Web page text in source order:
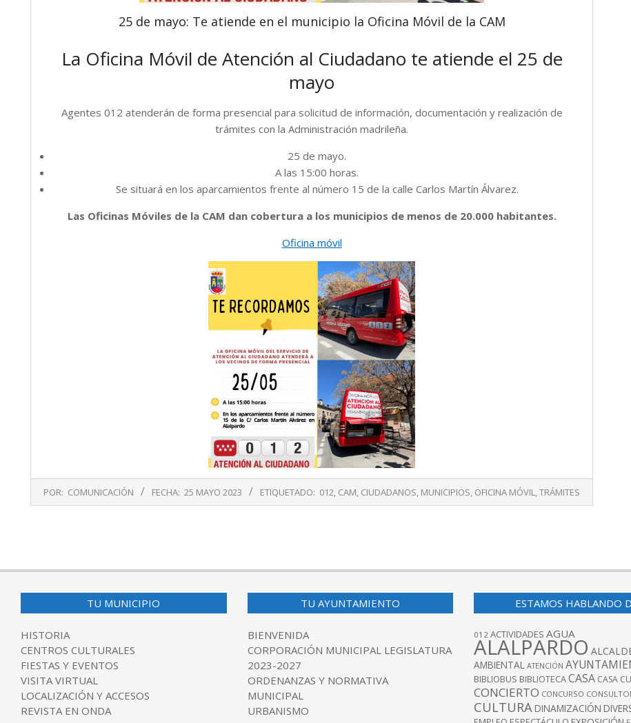
25 de mayo: Te atiende en el municipio la Oficina Móvil de la CAM
La Oficina Móvil de Atención al Ciudadano te atiende el 25 de
mayo
Agentes 012 atenderán de forma presencial para solicitud de información, documentación y realización de
trámites con la Administración madrileña.
25 de mayo.
A las 15:00 horas.
Se situará en los aparcamientos frente al número 15 de la calle Carlos Martín Álvarez.
Las Oficinas Móviles de la CAM dan cobertura a los municipios de menos de 20.000 habitantes.
Oficina móvil
05-
POR: COMUNICACIÓN FECHA: 25 MAYO 2023 ETIQUETADO: 012, CAM, CIUDADANOS, MUNICIPIOS, OFICINA MÓVIL,TRÁMITES
TU MUNICIPIO
HISTORIA
CENTROS CULTURALES
FIESTAS Y EVENTOS
VISITA VIRTUAL
LOCALIZACIÓN Y ACCESOS
REVISTA EN ONDA
TU AYUNTAMIENTO
BIENVENIDA
CORPORACIÓN MUNICIPAL LEGISLATURA
2023-2027
ORDENANZAS Y NORMATIVA
MUNICIPAL
URBANISMO
ESTAMOS HABLANDO
012 ACTIVIDADES AGUA
ALALPARDO
AMBIENTAL ATENCIÓN
BIBLIOBUS BIBLIOTECACASA CASA
CONCIERTO CONCURSO
CULTURA DINAMIZACIÓN